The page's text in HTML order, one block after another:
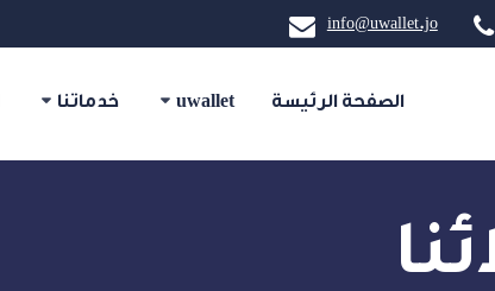
info@uwallet.jo
الصفحة الرئيسة uwallet خدماتنا